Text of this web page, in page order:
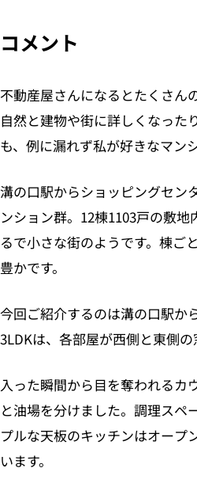
コメント
不動産屋さんになるとたくさん
自然と建物や街に詳しくなった
も、例に漏れず私が好きなマン
溝の口駅からショッピングセン
ンション群。12棟1103戸の敷
るで小さな街のようです。棟ご
豊かです。
今回ご紹介するのは溝の口駅か
3LDKは、各部屋が西側と東側
入った瞬間から目を奪われるカ
と油場を分けました。調理スペ
プルな天板のキッチンはオープ
います。